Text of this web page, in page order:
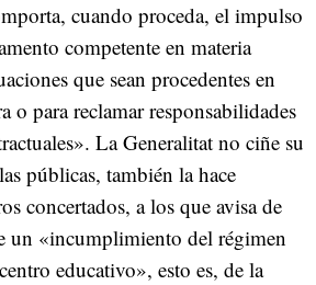
cuando proceda, el impulso
competente en materia
que sean procedentes en
o para reclamar responsabilidades
La Generalitat no ciñe su
públicas, también la hace
concertados, a los que avisa de
un «incumplimiento del régimen
educativo», esto es, de la